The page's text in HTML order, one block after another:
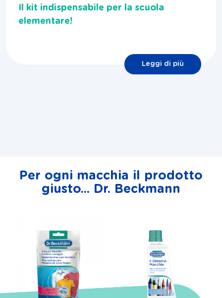
Il kit indispensabile per la scuola
elementare!
Leggi di più
Per ogni macchia il prodotto
giusto... Dr. Beckmann